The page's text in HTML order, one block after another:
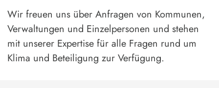
Wir freuen uns über Anfragen von Kommunen,
Verwaltungen und Einzelpersonen und stehen
mit unserer Expertise für alle Fragen rund um
Klima und Beteiligung zur Verfügung.